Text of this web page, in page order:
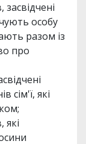
засвідчені
особу
разом із
про
сім'ї, які
які